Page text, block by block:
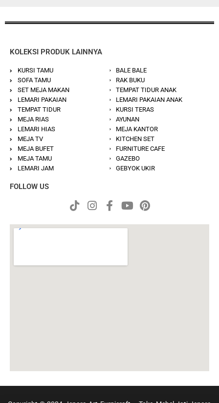
KOLEKSI PRODUK LAINNYA
KURSI TAMU
SOFA TAMU
SET MEJA MAKAN
LEMARI PAKAIAN
TEMPAT TIDUR
MEJA RIAS
LEMARI HIAS
MEJA TV
MEJA BUFET
MEJA TAMU
LEMARI JAM
BALE BALE
RAK BUKU
TEMPAT TIDUR ANAK
LEMARI PAKAIAN ANAK
KURSI TERAS
AYUNAN
MEJA KANTOR
KITCHEN SET
FURNITURE CAFE
GAZEBO
GEBYOK UKIR
FOLLOW US